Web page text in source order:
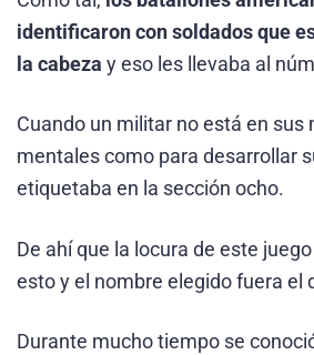
identificaron con soldados que
la cabeza y eso les llevaba al
Cuando un militar no está en
mentales como para desarrollar
etiquetaba en la sección ocho.
De ahí que la locura de este
esto y el nombre elegido fuera el
Durante mucho tiempo se